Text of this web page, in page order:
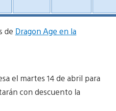
de Dragon Age en la
el martes 14 de abril para
con descuento la